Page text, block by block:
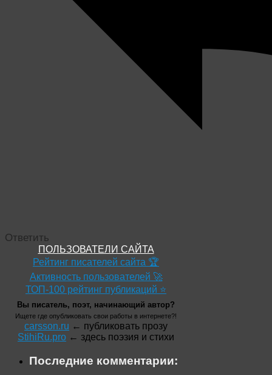
Ответить
ПОЛЬЗОВАТЕЛИ САЙТА
Рейтинг писателей сайта 🏆
Активность пользователей 🚀
ТОП-100 рейтинг публикаций ⭐
Вы писатель, поэт, начинающий автор?
Ищете где опубликовать свои работы в интернете?!
carsson.ru ← публиковать прозу
StihiRu.pro ← здесь поэзия и стихи
Последние комментарии: